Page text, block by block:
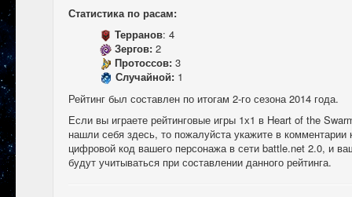
Статистика по расам:
Терранов: 4
Зергов: 2
Протоссов: 3
Случайной: 1
Рейтинг был составлен по итогам 2-го сезона 2014 года.
Если вы играете рейтинговые игры 1х1 в Heart of the
нашли себя здесь, то пожалуйста укажите в комментарии
цифровой код вашего персонажа в сети battle.net 2.0, и
будут учитываться при составлении данного рейтинга.